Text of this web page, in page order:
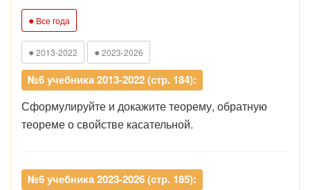
● Все года
● 2013-2022 ● 2023-2026
№6 учебника 2013-2022 (стр. 184):
Сформулируйте и докажите теорему, обратную
теореме о свойстве касательной.
№6 учебника 2023-2026 (стр. 185):